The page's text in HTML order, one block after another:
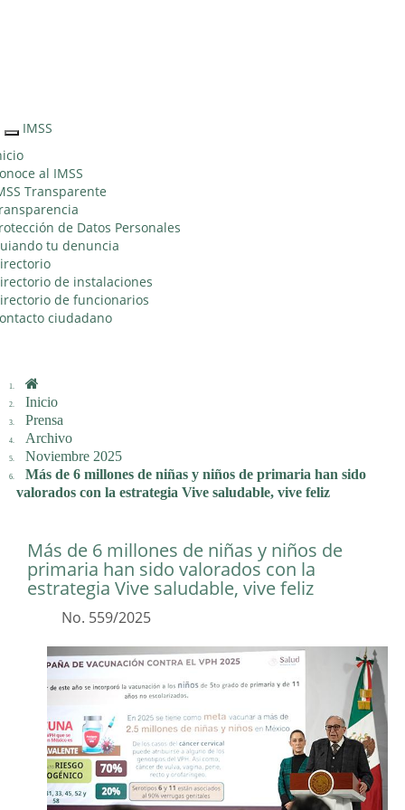
Interruptor
de
Navegación
IMSS
al IMSS
Transparente
de Datos Personales
tu denuncia
de instalaciones
de funcionarios
ciudadano
Inicio
Prensa
Archivo
Noviembre 2025
Más de 6 millones de niñas y niños de primaria han sido
valorados con la estrategia Vive saludable, vive feliz
Más de 6 millones de niñas y niños de
primaria han sido valorados con la
estrategia Vive saludable, vive feliz
No. 559/2025